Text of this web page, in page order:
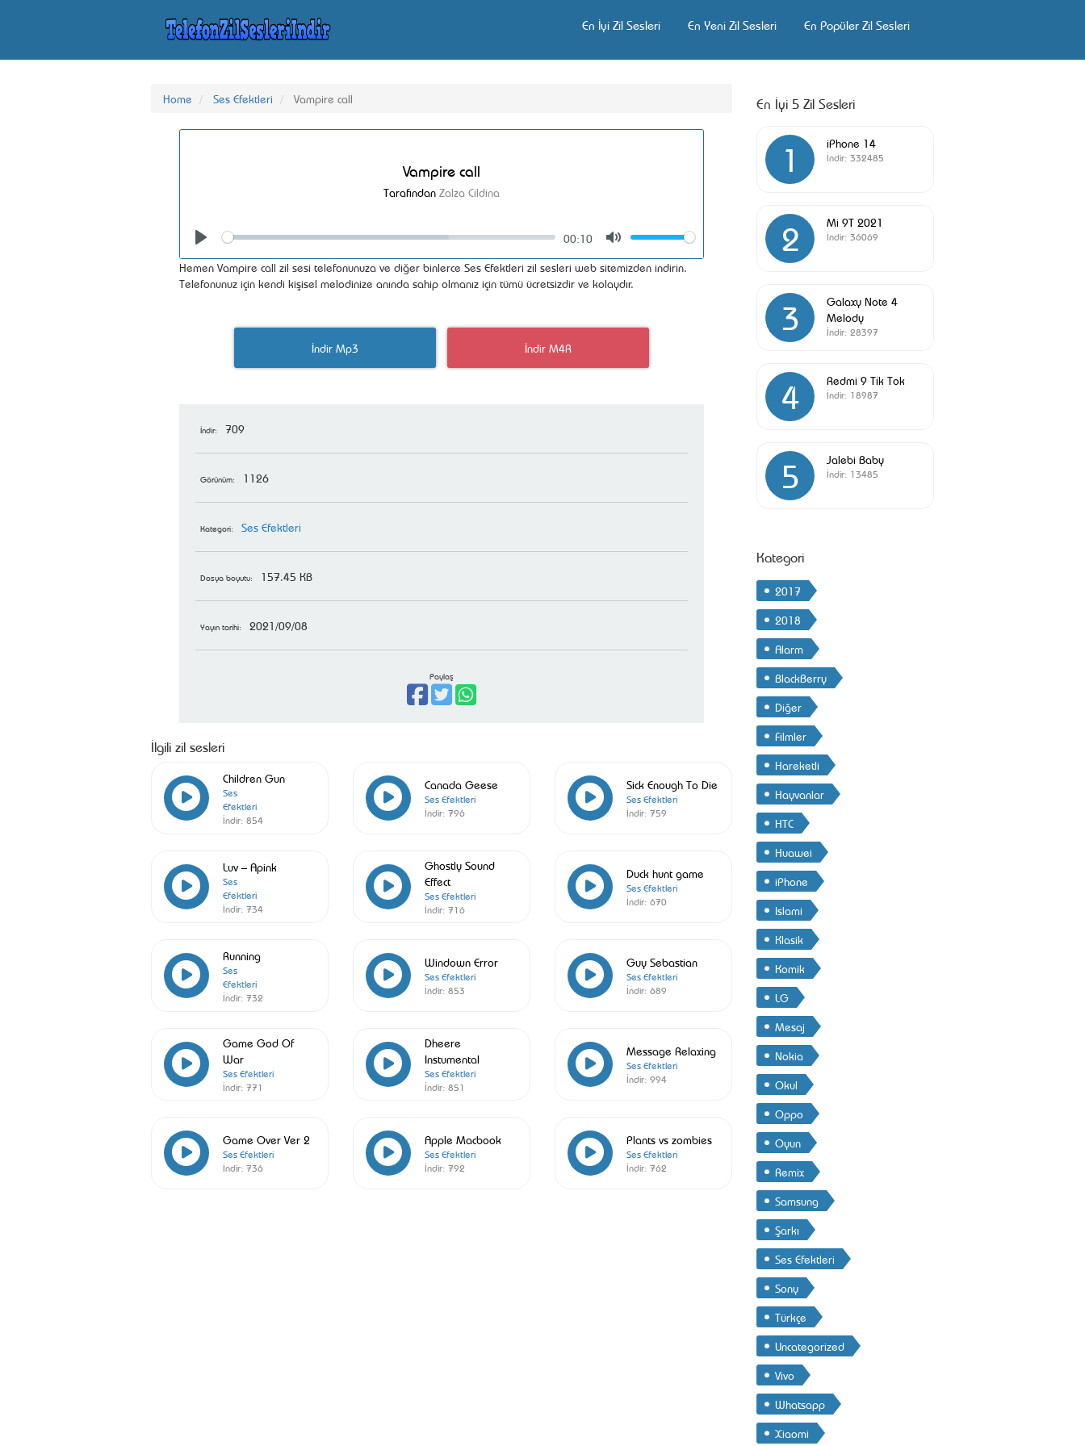
En İyi Zil Sesleri En Yeni Zil Sesleri En Popüler Zil Sesleri
Home Ses Efektleri Vampire call
Vampire call
Tarafından Zalza Cildina
Seek
00:10
Volume
Hemen Vampire call zil sesi telefonunuza ve diğer binlerce Ses Efektleri zil sesleri web sitemizden indirin.
Telefonunuz için kendi kişisel melodinize anında sahip olmanız için tümü ücretsizdir ve kolaydır.
İndir Mp3 İndir M4R
İndir: 709
Görünüm: 1126
Kategori: Ses Efektleri
Dosya boyutu: 157.45 KB
Yayın tarihi: 2021/09/08
Paylaş
İlgili zil sesleri
Children Gun
Ses
Efektleri
İndir: 854
Canada Geese
Ses Efektleri
İndir: 796
Sick Enough To Die
Ses Efektleri
İndir: 759
Luv – Apink
Ses
Efektleri
İndir: 734
Ghostly Sound
Effect
Ses Efektleri
İndir: 716
Duck hunt game
Ses Efektleri
İndir: 670
Running
Ses
Efektleri
İndir: 732
Windown Error
Ses Efektleri
İndir: 853
Guy Sebastian
Ses Efektleri
İndir: 689
Game God Of
War
Ses Efektleri
İndir: 771
Dheere
Instumental
Ses Efektleri
İndir: 851
Message Relaxing
Ses Efektleri
İndir: 994
Game Over Ver 2
Ses Efektleri
İndir: 736
Apple Macbook
Ses Efektleri
İndir: 792
Plants vs zombies
Ses Efektleri
İndir: 762
En İyi 5 Zil Sesleri
1 iPhone 14
İndir: 332485
2 Mi 9T 2021
İndir: 36069
3
Galaxy Note 4
Melody
İndir: 28397
4 Redmi 9 Tik Tok
İndir: 18987
5 Jalebi Baby
İndir: 13485
Kategori
2017
2018
Alarm
BlackBerry
Diğer
Filmler
Hareketli
Hayvanlar
HTC
Huawei
iPhone
Islami
Klasik
Komik
LG
Mesaj
Nokia
Okul
Oppo
Oyun
Remix
Samsung
Şarkı
Ses Efektleri
Sony
Türkçe
Uncategorized
Vivo
Whatsapp
Xiaomi